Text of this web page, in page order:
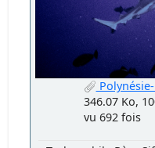
346.07 Ko,
vu 692 fois